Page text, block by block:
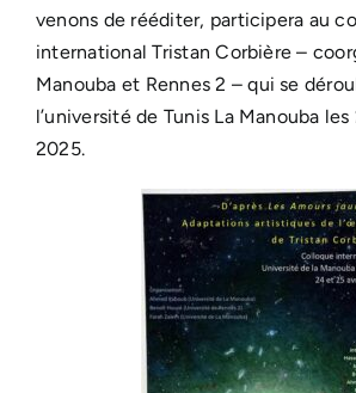
venons de rééditer, participera au
international Tristan Corbière –
Manouba et Rennes 2 – qui se
l’université de Tunis La Manouba
2025.